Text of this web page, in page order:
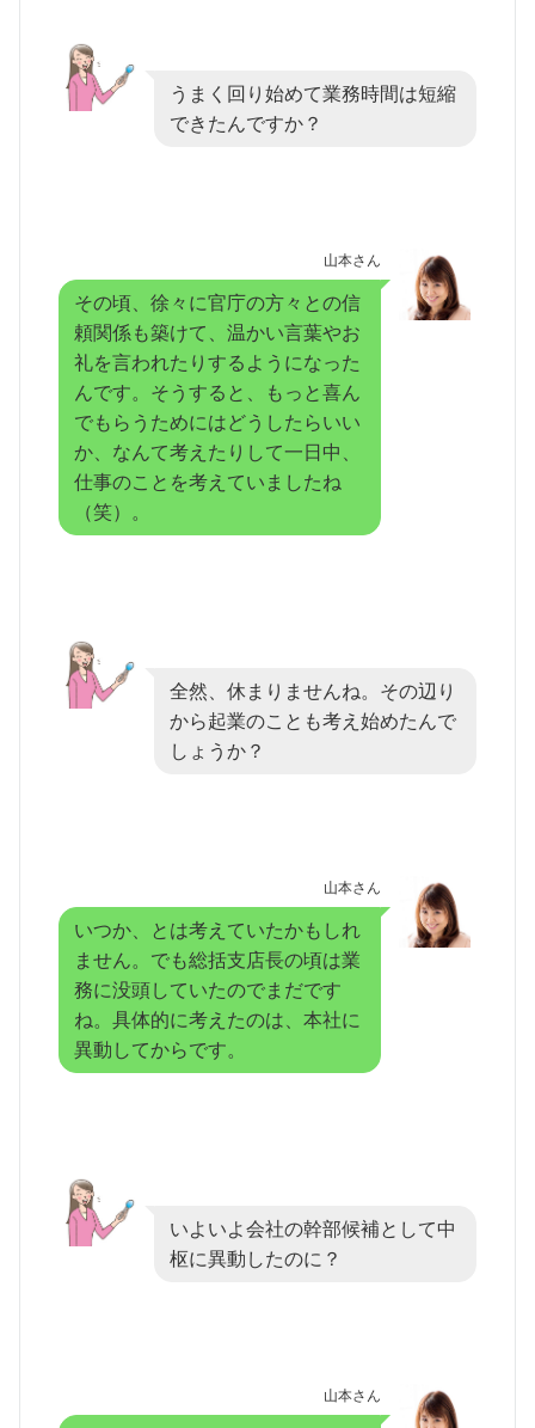
うまく回り始めて業務時間は短縮
できたんですか？
山本さん
その頃、徐々に官庁の方々との信
頼関係も築けて、温かい言葉やお
礼を言われたりするようになった
んです。そうすると、もっと喜ん
でもらうためにはどうしたらいい
か、なんて考えたりして一日中、
仕事のことを考えていましたね
（笑）。
全然、休まりませんね。その辺り
から起業のことも考え始めたんで
しょうか？
山本さん
いつか、とは考えていたかもしれ
ません。でも総括支店長の頃は業
務に没頭していたのでまだです
ね。具体的に考えたのは、本社に
異動してからです。
いよいよ会社の幹部候補として中
枢に異動したのに？
山本さん